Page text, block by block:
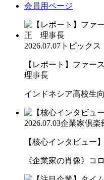
会員用ページ
2026.07.07 トピックス
【レポート】ファ
理事長
インドネシア高校生
2026.07.03企業家倶楽
【核心インタビュ
《企業家の肖像》コ